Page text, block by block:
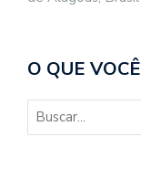
O QUE